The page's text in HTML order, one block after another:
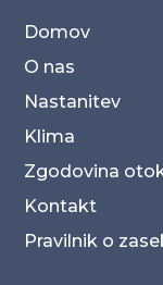
Domov
O nas
Nastanitev
Klima
Zgodovina
Kontakt
Pravilnik o